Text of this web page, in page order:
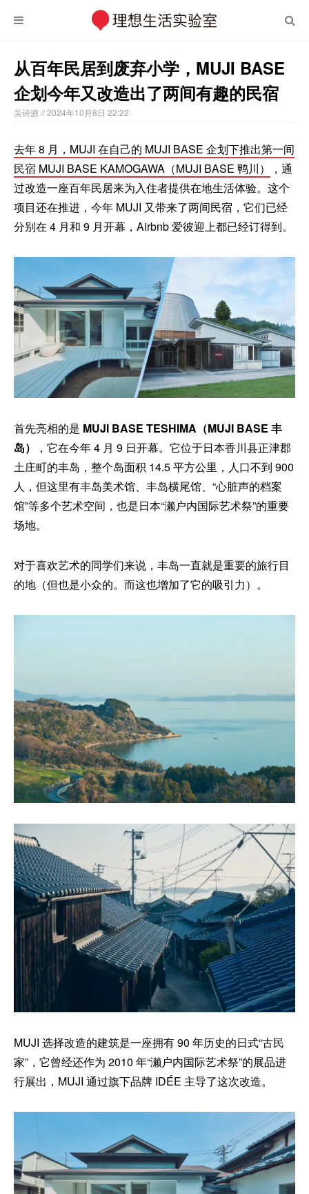
从百年民居到废弃小学，MUJI BASE
企划今年又改造出了两间有趣的民宿
吴诗源 // 2024年10月8日 22:22
去年 8 月，MUJI 在自己的 MUJI BASE 企划下推出第一间
民宿 MUJI BASE KAMOGAWA（MUJI BASE 鸭川）
，通
过改造一座百年民居来为入住者提供在地生活体验。这个
项目还在推进，今年 MUJI 又带来了两间民宿，它们已经
分别在 4 月和 9 月开幕，Airbnb 爱彼迎上都已经订得到。
首先亮相的是 MUJI BASE TESHIMA（MUJI BASE 丰
岛）
，它在今年 4 月 9 日开幕。它位于日本香川县正津郡
土庄町的丰岛，整个岛面积 14.5 平方公里，人口不到 900
人，但这里有丰岛美术馆、丰岛横尾馆、“心脏声的档案
馆”等多个艺术空间，也是日本“濑户内国际艺术祭”的重要
场地。
对于喜欢艺术的同学们来说，丰岛一直就是重要的旅行目
的地（但也是小众的。而这也增加了它的吸引力）。
MUJI 选择改造的建筑是一座拥有 90 年历史的日式“古民
家”，它曾经还作为 2010 年“濑户内国际艺术祭”的展品进
行展出，MUJI 通过旗下品牌 IDÉE 主导了这次改造。